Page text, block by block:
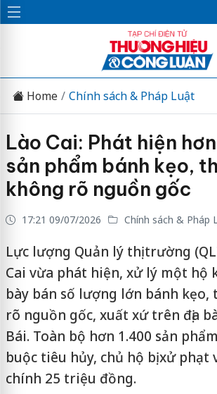
Home Chính sách & Pháp Luật
Lào Cai: Phát hiện
sản phẩm bánh kẹo,
không rõ nguồn gốc
17:21 09/07/2026 Chính sách & Pháp
Lực lượng Quản lý thị trường
Cai vừa phát hiện, xử lý một hộ
bày bán số lượng lớn bánh kẹo,
rõ nguồn gốc, xuất xứ trên địa
Bái. Toàn bộ hơn 1.400 sản
buộc tiêu hủy, chủ hộ bị xử phạt
chính 25 triệu đồng.